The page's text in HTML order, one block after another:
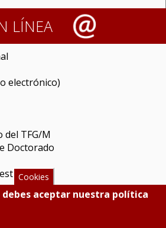
LÍNEA
electrónico)
del TFG/M
Doctorado
Cookies
aceptar nuestra política